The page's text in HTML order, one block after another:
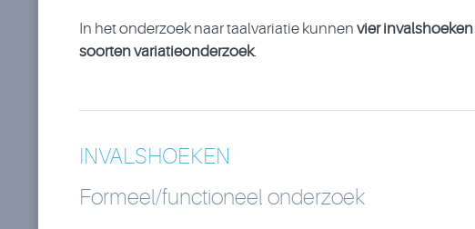
In het onderzoek naar taalvariatie kunnen vier invalshoeken
soorten variatieonderzoek.
INVALSHOEKEN
Formeel/functioneel onderzoek